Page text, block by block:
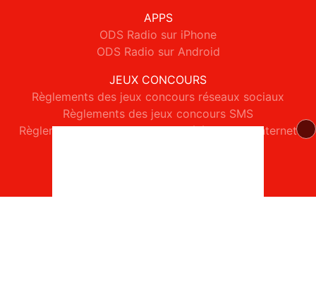
APPS
ODS Radio sur iPhone
ODS Radio sur Android
JEUX CONCOURS
Règlements des jeux concours réseaux sociaux
Règlements des jeux concours SMS
Règlements des jeux concours téléphone et internet